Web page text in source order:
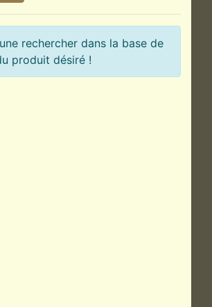
rechercher dans la base de
produit désiré !